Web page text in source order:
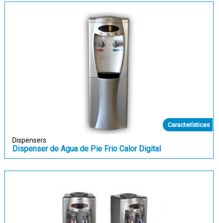
Características
Dispensers
Dispenser de Agua de Pie Frio Calor Digital